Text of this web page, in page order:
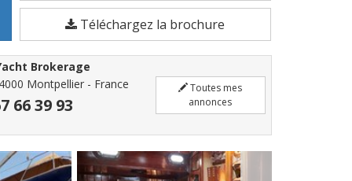
Ketch
est
un
Voilier
17,48
enregistrés
Téléchargez la brochure
Brokerage
Montpellier - France
66 39 93
Toutes mes
annonces